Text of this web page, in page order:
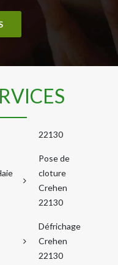
22130
Pose de
cloture
Crehen
22130
Défrichage
Crehen
22130